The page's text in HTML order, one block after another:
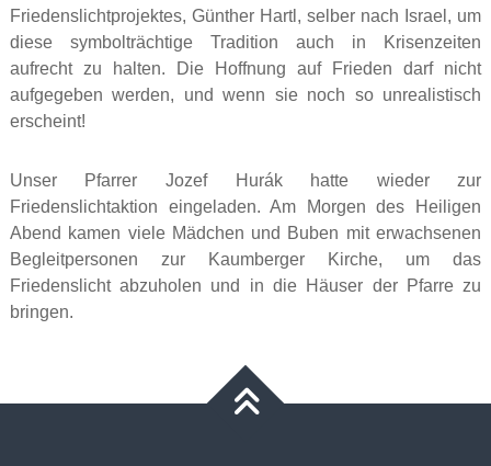
Friedenslichtprojektes, Günther Hartl, selber nach Israel, um
diese symbolträchtige Tradition auch in Krisenzeiten
aufrecht zu halten. Die Hoffnung auf Frieden darf nicht
aufgegeben werden, und wenn sie noch so unrealistisch
erscheint!
Unser Pfarrer Jozef Hurák hatte wieder zur
Friedenslichtaktion eingeladen. Am Morgen des Heiligen
Abend kamen viele Mädchen und Buben mit erwachsenen
Begleitpersonen zur Kaumberger Kirche, um das
Friedenslicht abzuholen und in die Häuser der Pfarre zu
bringen.